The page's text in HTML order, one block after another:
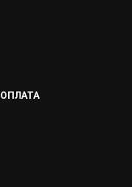
ОПЛАТА